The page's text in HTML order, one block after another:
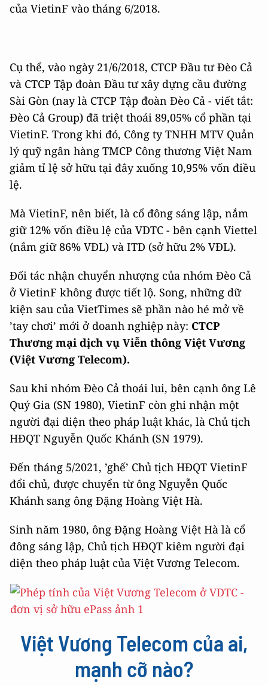
của VietinF vào tháng 6/2018.
Cụ thể, vào ngày 21/6/2018, CTCP Đầu tư Đèo Cả
và CTCP Tập đoàn Đầu tư xây dựng cầu đường
Sài Gòn (nay là CTCP Tập đoàn Đèo Cả - viết tắt:
Đèo Cả Group) đã triệt thoái 89,05% cổ phần tại
VietinF. Trong khi đó, Công ty TNHH MTV Quản
lý quỹ ngân hàng TMCP Công thương Việt Nam
giảm tỉ lệ sở hữu tại đây xuống 10,95% vốn điều
lệ.
Mà VietinF, nên biết, là cổ đông sáng lập, nắm
giữ 12% vốn điều lệ của VDTC - bên cạnh Viettel
(nắm giữ 86% VĐL) và ITD (sở hữu 2% VĐL).
Đối tác nhận chuyển nhượng của nhóm Đèo Cả
ở VietinF không được tiết lộ. Song, những dữ
kiện sau của VietTimes sẽ phần nào hé mở về
’tay chơi’ mới ở doanh nghiệp này: CTCP
Thương mại dịch vụ Viễn thông Việt Vương
(Việt Vương Telecom).
Sau khi nhóm Đèo Cả thoái lui, bên cạnh ông Lê
Quý Gia (SN 1980), VietinF còn ghi nhận một
người đại diện theo pháp luật khác, là Chủ tịch
HĐQT Nguyễn Quốc Khánh (SN 1979).
Đến tháng 5/2021, ’ghế’ Chủ tịch HĐQT VietinF
đổi chủ, được chuyển từ ông Nguyễn Quốc
Khánh sang ông Đặng Hoàng Việt Hà.
Sinh năm 1980, ông Đặng Hoàng Việt Hà là cổ
đông sáng lập, Chủ tịch HĐQT kiêm người đại
diện theo pháp luật của Việt Vương Telecom.
Việt Vương Telecom của ai,
mạnh cỡ nào?